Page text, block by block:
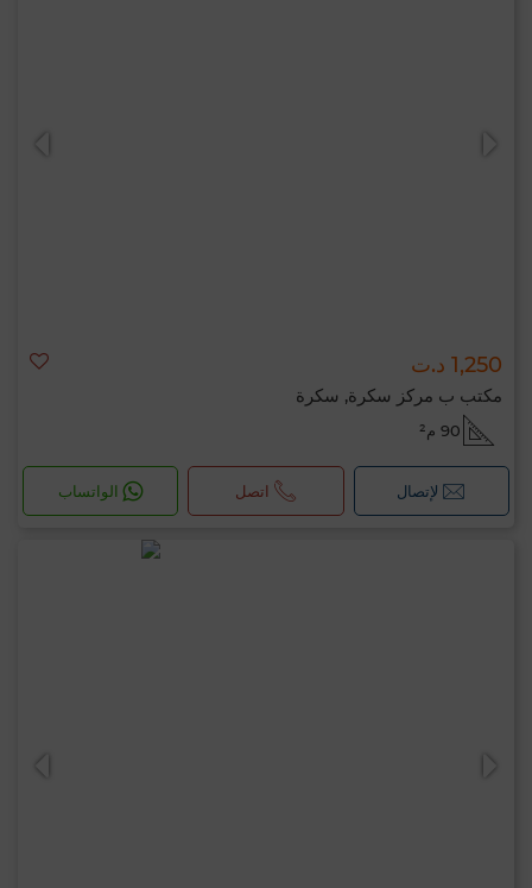
1,250 د.ت
مكتب ب مركز سكرة, سكرة
90 م²
لإتصال اتصل الواتساب